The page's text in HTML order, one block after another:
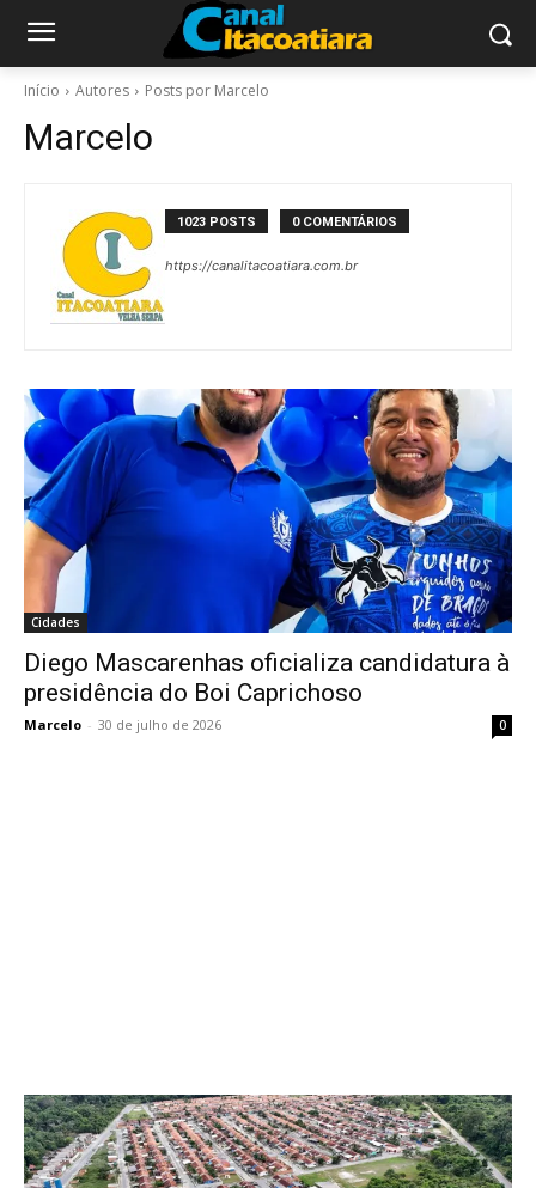
Início Autores Posts por Marcelo
Marcelo
1023 POSTS 0 COMENTÁRIOS
https://canalitacoatiara.com.br
Cidades
Diego Mascarenhas oficializa candidatura à
presidência do Boi Caprichoso
Marcelo - 30 de julho de 2026 0